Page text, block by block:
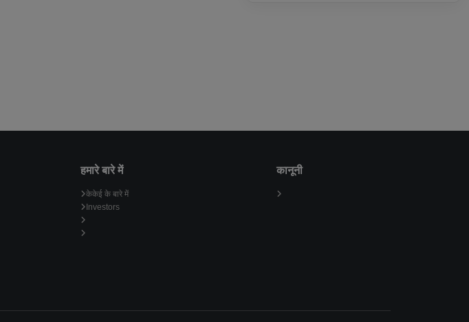
हमारे बारे में
केकेई के बारे में
Investors
कानूनी